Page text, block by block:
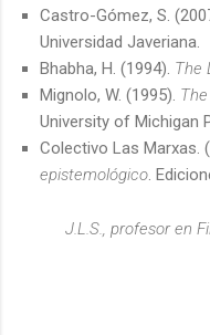
Castro-Gómez, S.
Universidad Javeriana.
Bhabha, H. (1994). The
Mignolo, W. (1995).
University of Michigan
Colectivo Las Marxas.
epistemológico .
J.L.S., profesor en